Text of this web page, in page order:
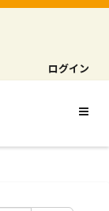
ログイン